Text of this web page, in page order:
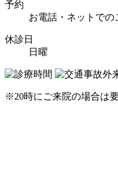
予約
お電話・ネットでの
休診日
日曜
※20時にご来院の場合は